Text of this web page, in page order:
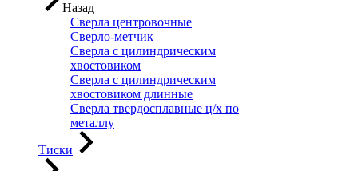
Назад
Сверла центровочные
Сверло-метчик
Сверла с цилиндрическим
хвостовиком
Сверла с цилиндрическим
хвостовиком длинные
Сверла твердосплавные ц/х по
металлу
Тиски